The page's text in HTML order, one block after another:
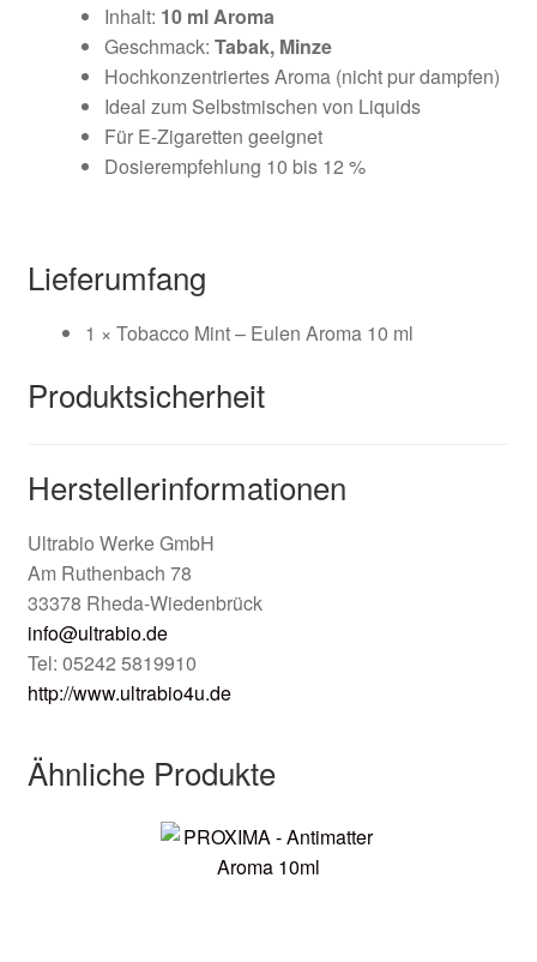
Inhalt: 10 ml Aroma
Geschmack: Tabak, Minze
Hochkonzentriertes Aroma (nicht pur dampfen)
Ideal zum Selbstmischen von Liquids
Für E-Zigaretten geeignet
Dosierempfehlung 10 bis 12 %
Lieferumfang
1 × Tobacco Mint – Eulen Aroma 10 ml
Produktsicherheit
Herstellerinformationen
Ultrabio Werke GmbH
Am Ruthenbach 78
33378 Rheda-Wiedenbrück
info@ultrabio.de
Tel: 05242 5819910
http://www.ultrabio4u.de
Ähnliche Produkte